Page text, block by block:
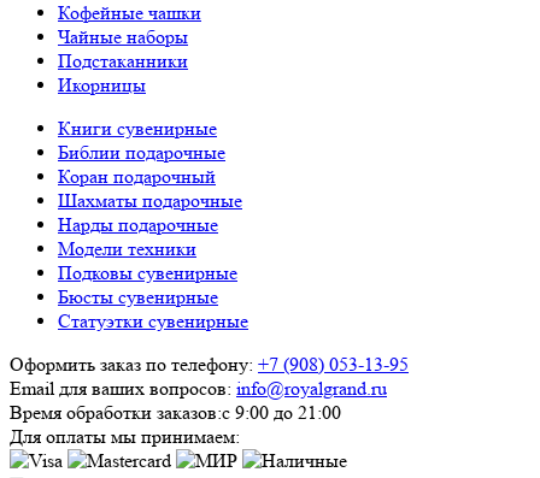
Кофейные чашки
Чайные наборы
Подстаканники
Икорницы
Книги сувенирные
Библии подарочные
Коран подарочный
Шахматы подарочные
Нарды подарочные
Модели техники
Подковы сувенирные
Бюсты сувенирные
Статуэтки сувенирные
Оформить заказ по телефону: +7 (908) 053-13-95
Email для ваших вопросов: info@royalgrand.ru
Время обработки заказов:с 9:00 до 21:00
Для оплаты мы принимаем: